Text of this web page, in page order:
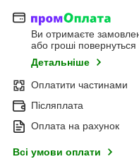
Ви отримаєте
або гроші
Детальніше
Оплатити частинами
Післяплата
Оплата на рахунок
Всі умови оплати